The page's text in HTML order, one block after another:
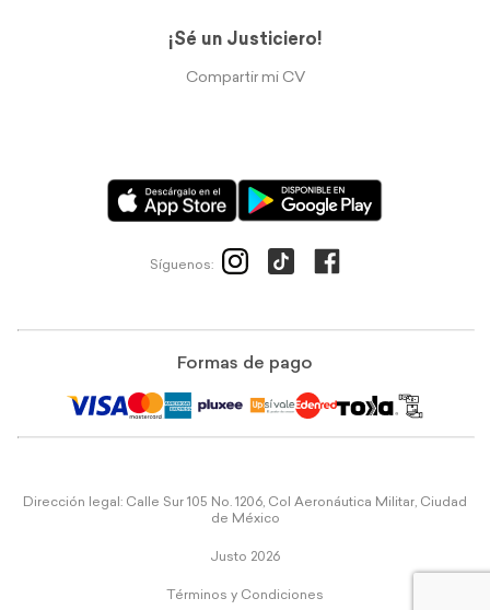
¡Sé un Justiciero!
Compartir mi CV
Síguenos:
Formas de pago
Dirección legal: Calle Sur 105 No. 1206, Col Aeronáutica Militar, Ciudad
de México
Justo 2026
Términos y Condiciones